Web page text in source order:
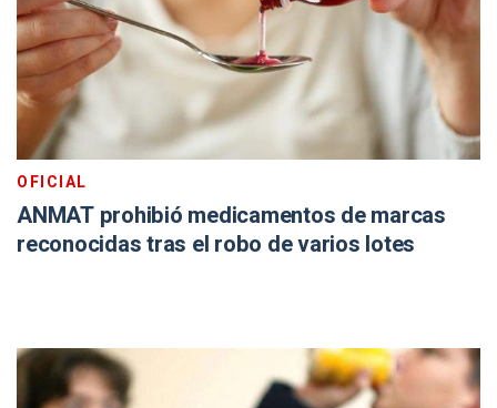
OFICIAL
ANMAT prohibió medicamentos de marcas
reconocidas tras el robo de varios lotes